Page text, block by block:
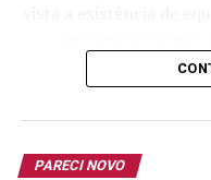
contratação
Equipamento
há lista de aprovados
2.825/2026, e que,
PARECI NOVO